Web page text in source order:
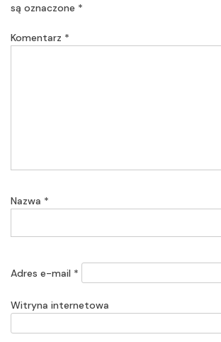
są oznaczone *
Komentarz *
Nazwa *
Adres e-mail *
Witryna internetowa